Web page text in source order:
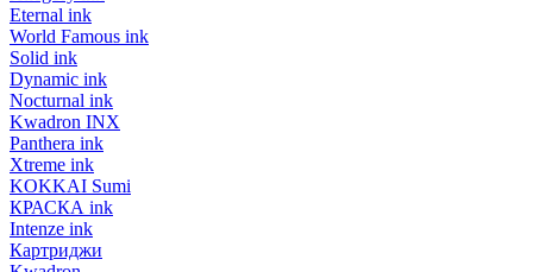
Eternal ink
World Famous ink
Solid ink
Dynamic ink
Nocturnal ink
Kwadron INX
Panthera ink
Xtreme ink
KOKKAI Sumi
КРАСКА ink
Intenze ink
Картриджи